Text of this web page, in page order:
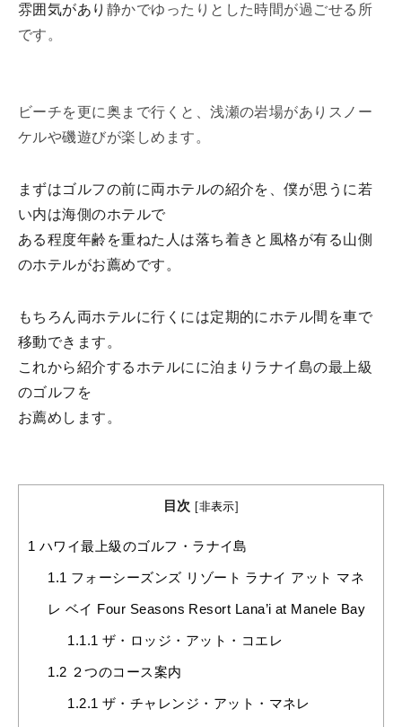
雰囲気があり 静かでゆったりとした時間が過ごせる所
です。
ビーチを更に奥まで行くと、浅瀬の岩場がありスノー
ケルや磯遊びが楽しめます。
まずはゴルフの前に両ホテルの紹介を、僕が思うに若
い内は海側のホテルで
ある程度年齢を重ねた人は落ち着きと風格が有る山側
のホテルがお薦めです。
もちろん両ホテルに行くには定期的にホテル間を車で
移動できます。
これから紹介するホテルにに泊まりラナイ島の最上級
のゴルフを
お薦めします。
目次 [非表示]
1 ハワイ最上級のゴルフ・ラナイ島
1.1 フォーシーズンズ リゾート ラナイ アット マネ
レ ベイ Four Seasons Resort Lana’i at Manele Bay
1.1.1 ザ・ロッジ・アット・コエレ
1.2 ２つのコース案内
1.2.1 ザ・チャレンジ・アット・マネレ